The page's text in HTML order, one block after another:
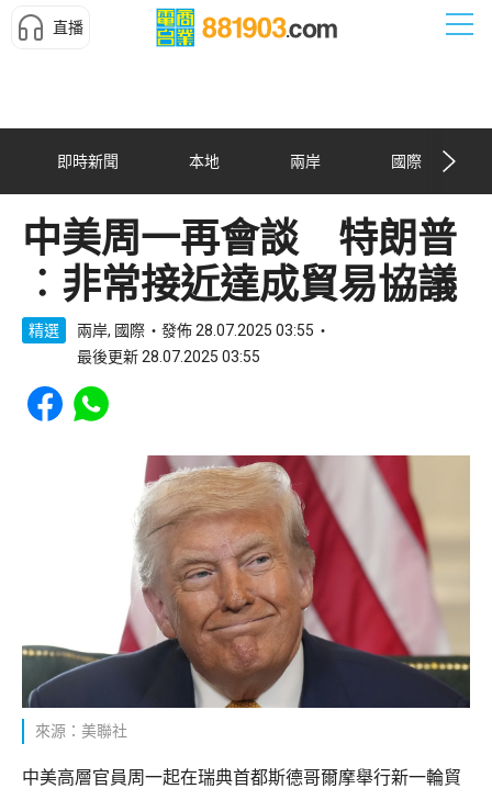
直播
即時新聞 本地 兩岸 國際
中美周一再會談 特朗普
︰非常接近達成貿易協議
精選 兩岸, 國際
發佈 28.07.2025 03:55
最後更新 28.07.2025 03:55
Share to Facebook
Share to WhatsApp
來源：美聯社
中美高層官員周一起在瑞典首都斯德哥爾摩舉行新一輪貿